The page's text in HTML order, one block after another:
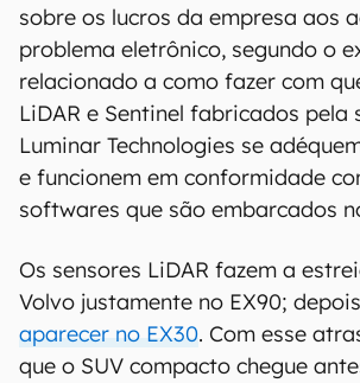
sobre os lucros da empresa aos
problema eletrônico, segundo o
relacionado a como fazer com
LiDAR e Sentinel fabricados pela
Luminar Technologies se
e funcionem em conformidade
softwares que são embarcados
Os sensores LiDAR fazem a
Volvo justamente no EX90;
aparecer no EX30. Com esse
que o SUV compacto chegue